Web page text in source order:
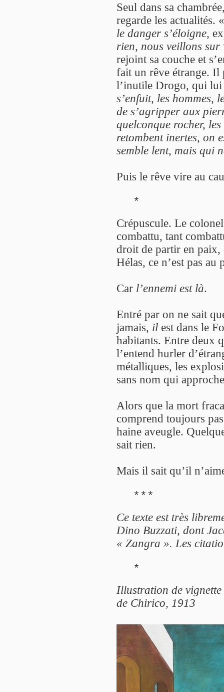
Seul dans sa
regarde les actualités.
le danger s’éloigne,
rien, nous veillons sur
rejoint sa couche et
fait un rêve étrange. Il
l’inutile Drogo, qui
s’enfuit, les hommes,
de s’agripper aux
quelconque rocher,
retombent inertes, on
semble lent, mais qui
Puis le rêve vire au
*
Crépuscule. Le
combattu, tant
droit de partir en
Hélas, ce n’est pas au
Car l’ennemi est là.
Entré par on ne sait
jamais, il est dans le
habitants. Entre deux
l’entend hurler
métalliques, les
sans nom qui
Alors que la mort
comprend toujours
haine aveugle.
sait rien.
Mais il sait qu’il
***
Ce texte est très
Dino Buzzati, dont
« Zangra ». Les
*
Illustration de
de Chirico, 1913